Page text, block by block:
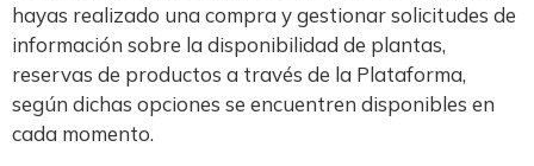
hayas realizado una compra y gestionar solicitudes de
información sobre la disponibilidad de plantas,
reservas de productos a través de la Plataforma,
según dichas opciones se encuentren disponibles en
cada momento.